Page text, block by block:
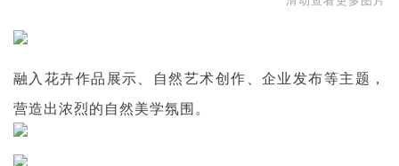
融入花卉作品展示、自然艺术创作、企业发布等主题，
营造出浓烈的自然美学氛围。